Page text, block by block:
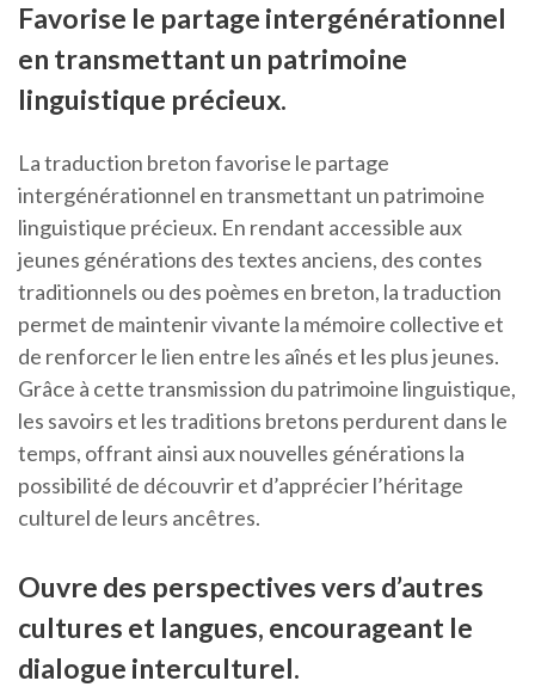
Favorise le partage intergénérationnel
en transmettant un patrimoine
linguistique précieux.
La traduction breton favorise le partage
intergénérationnel en transmettant un patrimoine
linguistique précieux. En rendant accessible aux
jeunes générations des textes anciens, des contes
traditionnels ou des poèmes en breton, la traduction
permet de maintenir vivante la mémoire collective et
de renforcer le lien entre les aînés et les plus jeunes.
Grâce à cette transmission du patrimoine linguistique,
les savoirs et les traditions bretons perdurent dans le
temps, offrant ainsi aux nouvelles générations la
possibilité de découvrir et d’apprécier l’héritage
culturel de leurs ancêtres.
Ouvre des perspectives vers d’autres
cultures et langues, encourageant le
dialogue interculturel.